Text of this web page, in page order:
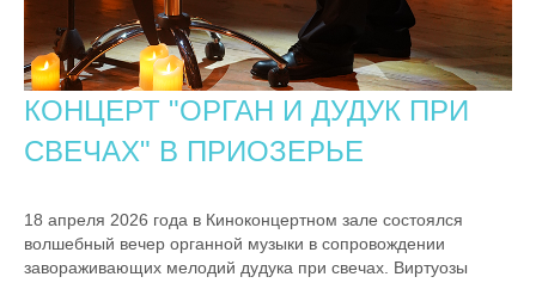
КОНЦЕРТ "ОРГАН И ДУДУК ПРИ
СВЕЧАХ" В ПРИОЗЕРЬЕ
18 апреля 2026 года в Киноконцертном зале состоялся
волшебный вечер органной музыки в сопровождении
завораживающих мелодий дудука при свечах. Виртуозы